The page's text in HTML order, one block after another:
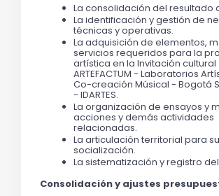
La consolidación del resultado
La identificación y gestión de
técnicas y operativas.
La adquisición de elementos,
servicios requeridos para la
artística en la Invitación cultural
ARTEFACTUM - Laboratorios
Co-creación Músical - Bogotá
- IDARTES.
La organización de ensayos y
acciones y demás actividades
relacionadas.
La articulación territorial para su
socialización.
La sistematización y registro
Consolidación y ajustes